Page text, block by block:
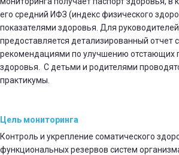
его средний ИФЗ (индекс физического
показателями здоровья. Для
предоставляется детализированный отчет
рекомендациями по улучшению отстающих
здоровья. С детьми и родителями
практикумы.
Цель мониторинга
Контроль и укрепление соматического
функциональных резервов систем